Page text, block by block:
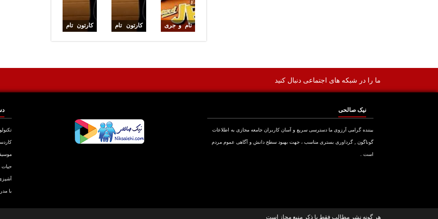
تام و جری
کارتون تام
کارتون تام
ما را در شبکه های اجتماعی دنبال کنید
نیک صالحی
بیننده گرامی آرزوی ما دسترسی سریع و آسان کاربران جامعه مجازی به اطلاعات
گوناگون , گرداوری بستری مناسب ، جهت بهبود سطح دانش و آگاهی عموم مردم
است .
با
هر گونه نشر مطالب فقط با ذکر منبع مجاز است